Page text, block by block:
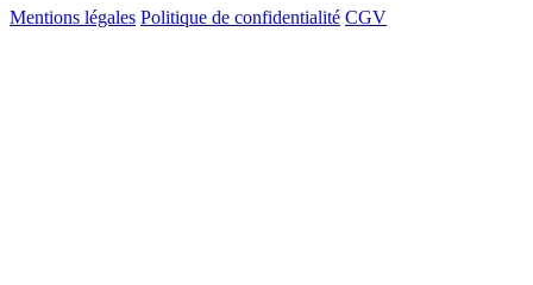
Mentions légales Politique de confidentialité CGV